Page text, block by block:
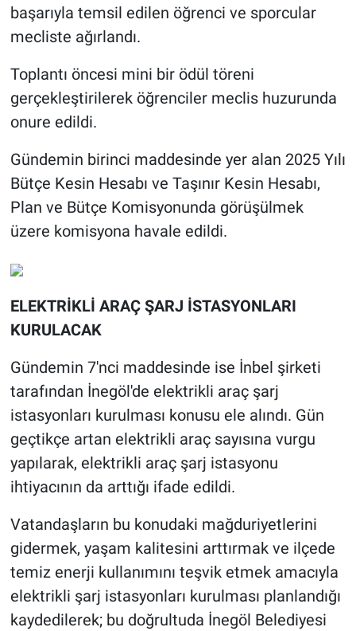
başarıyla temsil edilen öğrenci ve sporcular
mecliste ağırlandı.
Toplantı öncesi mini bir ödül töreni
gerçekleştirilerek öğrenciler meclis huzurunda
onure edildi.
Gündemin birinci maddesinde yer alan 2025 Yılı
Bütçe Kesin Hesabı ve Taşınır Kesin Hesabı,
Plan ve Bütçe Komisyonunda görüşülmek
üzere komisyona havale edildi.
ELEKTRİKLİ ARAÇ ŞARJ İSTASYONLARI
KURULACAK
Gündemin 7'nci maddesinde ise İnbel şirketi
tarafından İnegöl'de elektrikli araç şarj
istasyonları kurulması konusu ele alındı. Gün
geçtikçe artan elektrikli araç sayısına vurgu
yapılarak, elektrikli araç şarj istasyonu
ihtiyacının da arttığı ifade edildi.
Vatandaşların bu konudaki mağduriyetlerini
gidermek, yaşam kalitesini arttırmak ve ilçede
temiz enerji kullanımını teşvik etmek amacıyla
elektrikli şarj istasyonları kurulması planlandığı
kaydedilerek; bu doğrultuda İnegöl Belediyesi